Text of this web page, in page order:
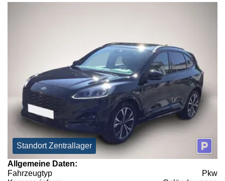
Standort Zentrallager
Allgemeine Daten:
Fahrzeugtyp
Pkw